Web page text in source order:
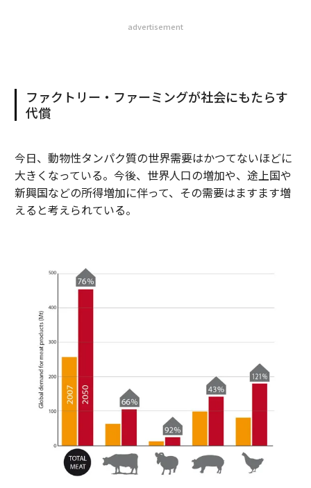
advertisement
ファクトリー・ファーミングが社会にもたらす
代償
今日、動物性タンパク質の世界需要はかつてないほどに
大きくなっている。今後、世界人口の増加や、途上国や
新興国などの所得増加に伴って、その需要はますます増
えると考えられている。